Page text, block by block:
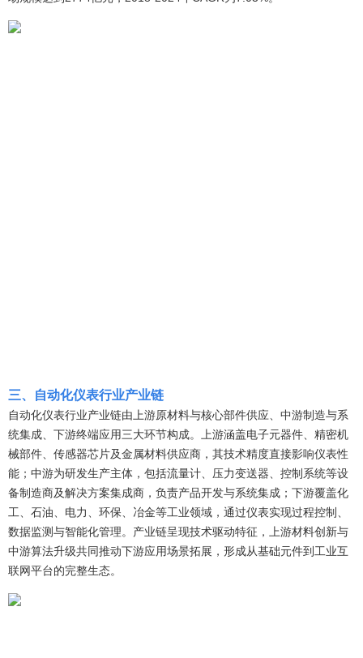
三、 自动化仪表行业产业链
自动化仪表行业产业链由上游原材料与核心部件供应、中游制造与系
统集成、下游终端应用三大环节构成。上游涵盖电子元器件、精密机
械部件、传感器芯片及金属材料供应商，其技术精度直接影响仪表性
能；中游为研发生产主体，包括流量计、压力变送器、控制系统等设
备制造商及解决方案集成商，负责产品开发与系统集成；下游覆盖化
工、石油、电力、环保、冶金等工业领域，通过仪表实现过程控制、
数据监测与智能化管理。产业链呈现技术驱动特征，上游材料创新与
中游算法升级共同推动下游应用场景拓展，形成从基础元件到工业互
联网平台的完整生态。